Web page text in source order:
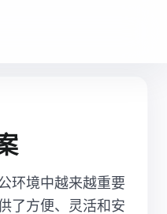
环境中越来越重要
了方便、灵活和安